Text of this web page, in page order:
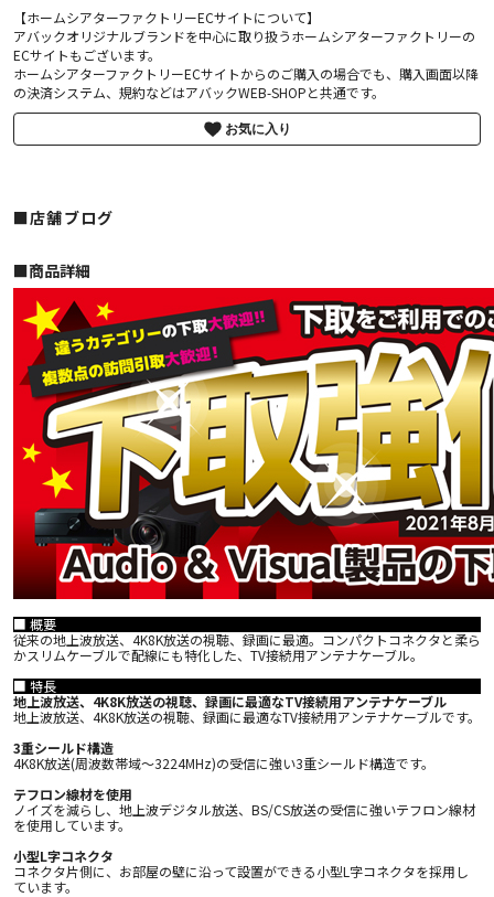
【ホームシアターファクトリーECサイトについて】
アバックオリジナルブランドを中心に取り扱うホームシアターファクトリーの
ECサイトもございます。
ホームシアターファクトリーECサイトからのご購入の場合でも、購入画面以降
の決済システム、規約などはアバックWEB-SHOPと共通です。
お気に入り
■店舗ブログ
■︎商品詳細
■ 概要
従来の地上波放送、4K8K放送の視聴、録画に最適。コンパクトコネクタと柔ら
かスリムケーブルで配線にも特化した、TV接続用アンテナケーブル。
■ 特長
地上波放送、4K8K放送の視聴、録画に最適なTV接続用アンテナケーブル
地上波放送、4K8K放送の視聴、録画に最適なTV接続用アンテナケーブルです。
3重シールド構造
4K8K放送(周波数帯域～3224MHz)の受信に強い3重シールド構造です。
テフロン線材を使用
ノイズを減らし、地上波デジタル放送、BS/CS放送の受信に強いテフロン線材
を使用しています。
小型L字コネクタ
コネクタ片側に、お部屋の壁に沿って設置ができる小型L字コネクタを採用し
ています。